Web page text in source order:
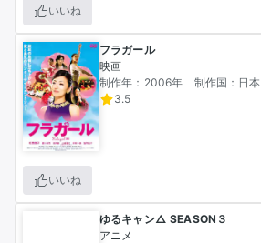
いいね
フラガール
映画
制作年：2006年
制作国：日本
3.5
いいね
ゆるキャン△ SEASON３
アニメ